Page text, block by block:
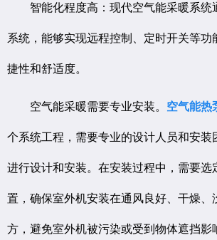
智能化程度高：现代空气能采暖系统
系统，能够实现远程控制、定时开关等功
捷性和舒适度。
空气能采暖需要专业安装。 空气能热
个系统工程，需要专业的设计人员和安装
进行设计和安装。在安装过程中，需要选
置，确保室外机安装在通风良好、干燥、
方，避免室外机被污染或受到物体遮挡影